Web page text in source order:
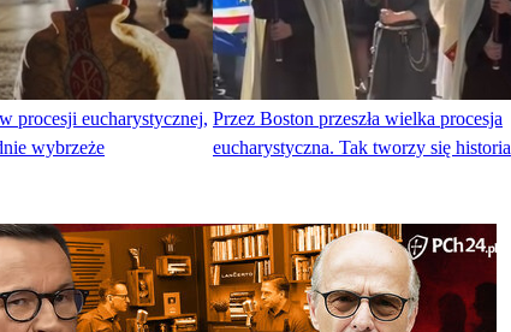
procesji eucharystycznej,
wybrzeże
Przez Boston przeszła wielka procesja
eucharystyczna. Tak tworzy się historia